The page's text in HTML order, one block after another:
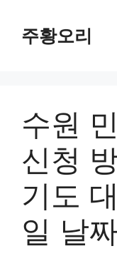
주황오리
수원
신청
기도
일 날